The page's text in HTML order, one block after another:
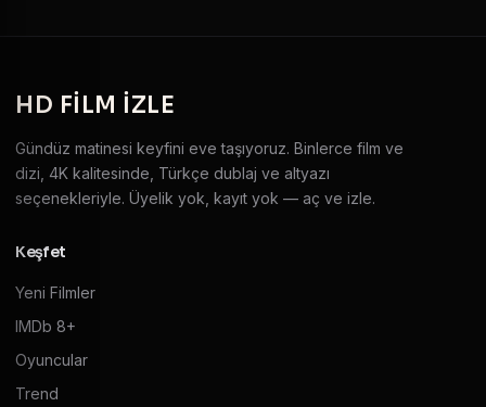
HD FILM IZLE
Gündüz matinesi keyfini eve taşıyoruz. Binlerce film ve
dizi, 4K kalitesinde, Türkçe dublaj ve altyazı
seçenekleriyle. Üyelik yok, kayıt yok — aç ve izle.
Keşfet
Yeni Filmler
IMDb 8+
Oyuncular
Trend